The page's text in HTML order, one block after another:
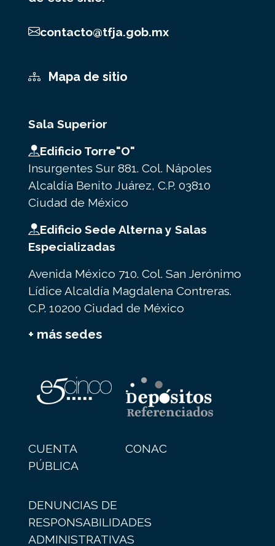
contacto@tfja.gob.mx
Mapa de sitio
Sala Superior
Edificio Torre"O"
Insurgentes Sur 881. Col. Nápoles
Alcaldía Benito Juárez, C.P. 03810
Ciudad de México
Edificio Sede Alterna y Salas
Especializadas
Avenida México 710. Col. San Jerónimo
Lídice Alcaldía Magdalena Contreras.
C.P. 10200 Ciudad de México
+ más sedes
CUENTA
PÚBLICA
CONAC
DENUNCIAS DE
RESPONSABILIDADES
ADMINISTRATIVAS